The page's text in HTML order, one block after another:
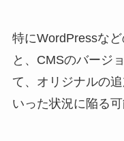
特にWordPressな
と、CMSのバージ
て、オリジナルの
いった状況に陥る可